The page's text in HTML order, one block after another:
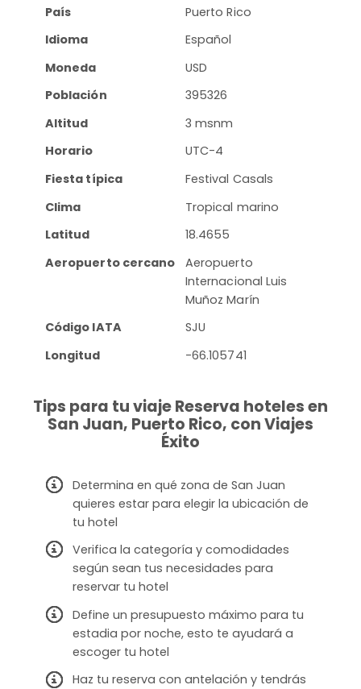
País
Puerto Rico
Idioma
Español
Moneda
USD
Población
395326
Altitud
3 msnm
Horario
UTC-4
Fiesta típica
Festival Casals
Clima
Tropical marino
Latitud
18.4655
Aeropuerto cercano
Aeropuerto
Internacional Luis
Muñoz Marín
Código IATA
SJU
Longitud
-66.105741
Tips para tu viaje Reserva hoteles en
San Juan, Puerto Rico, con Viajes
Éxito
Determina en qué zona de San Juan
quieres estar para elegir la ubicación de
tu hotel
Verifica la categoría y comodidades
según sean tus necesidades para
reservar tu hotel
Define un presupuesto máximo para tu
estadia por noche, esto te ayudará a
escoger tu hotel
Haz tu reserva con antelación y tendrás